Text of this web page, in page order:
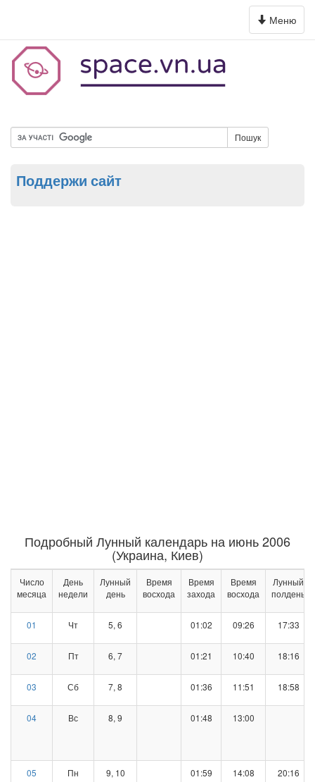
Toggle
navigation
Меню
Пошук
Поддержи сайт
Подробный Лунный календарь на июнь 2006
(Украина, Киев)
Число
месяца
День
недели
Лунный
день
Время
восхода
Время
захода
Время
восхода
Лунный
полдень
01 Чт 5, 6 01:02 09:26 17:33
02 Пт 6, 7 01:21 10:40 18:16
03 Сб 7, 8 01:36 11:51 18:58
04 Вс 8, 9 01:48 13:00
05 Пн 9, 10 01:59 14:08 20:16